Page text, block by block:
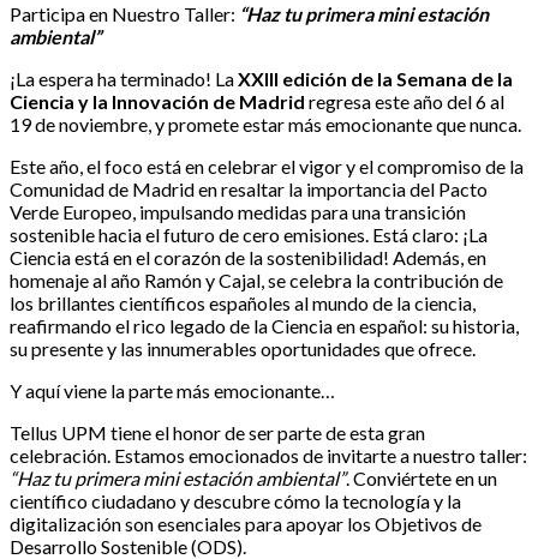
Participa en Nuestro Taller: “Haz tu primera mini estación
ambiental”
¡La espera ha terminado! LaXXIII edición de la Semana de la
Ciencia y la Innovación de Madrid regresa este año del 6 al
19 de noviembre, y promete estar más emocionante que nunca.
Este año, el foco está en celebrar el vigor y el compromiso de la
Comunidad de Madrid en resaltar la importancia del Pacto
Verde Europeo, impulsando medidas para una transición
sostenible hacia el futuro de cero emisiones. Está claro: ¡La
Ciencia está en el corazón de la sostenibilidad! Además, en
homenaje al año Ramón y Cajal, se celebra la contribución de
los brillantes científicos españoles al mundo de la ciencia,
reafirmando el rico legado de la Ciencia en español: su historia,
su presente y las innumerables oportunidades que ofrece.
Y aquí viene la parte más emocionante…
Tellus UPM tiene el honor de ser parte de esta gran
celebración. Estamos emocionados de invitarte a nuestro taller:
“Haz tu primera mini estación ambiental”. Conviértete en un
científico ciudadano y descubre cómo la tecnología y la
digitalización son esenciales para apoyar los Objetivos de
Desarrollo Sostenible (ODS).